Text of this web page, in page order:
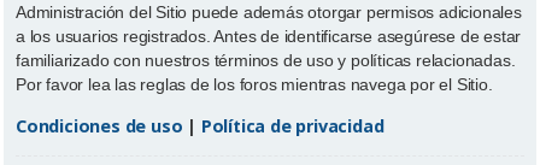
Administración del Sitio puede además otorgar permisos adicionales
a los usuarios registrados. Antes de identificarse asegúrese de estar
familiarizado con nuestros términos de uso y políticas relacionadas.
Por favor lea las reglas de los foros mientras navega por el Sitio.
Condiciones de uso | Política de privacidad